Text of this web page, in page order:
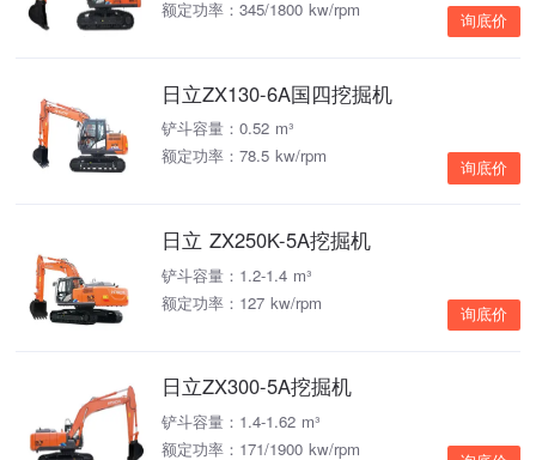
额定功率：345/1800 kw/rpm
询底价
日立ZX130-6A国四挖掘机
铲斗容量：0.52 m³
额定功率：78.5 kw/rpm
询底价
日立 ZX250K-5A挖掘机
铲斗容量：1.2-1.4 m³
额定功率：127 kw/rpm
询底价
日立ZX300-5A挖掘机
铲斗容量：1.4-1.62 m³
额定功率：171/1900 kw/rpm